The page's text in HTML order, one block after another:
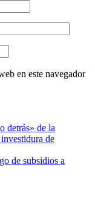
en este navegador
detrás» de la
de
de subsidios a